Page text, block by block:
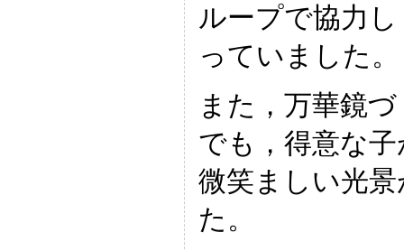
ループで協力
っていました。
また，万華鏡
でも，得意な
微笑ましい光
た。